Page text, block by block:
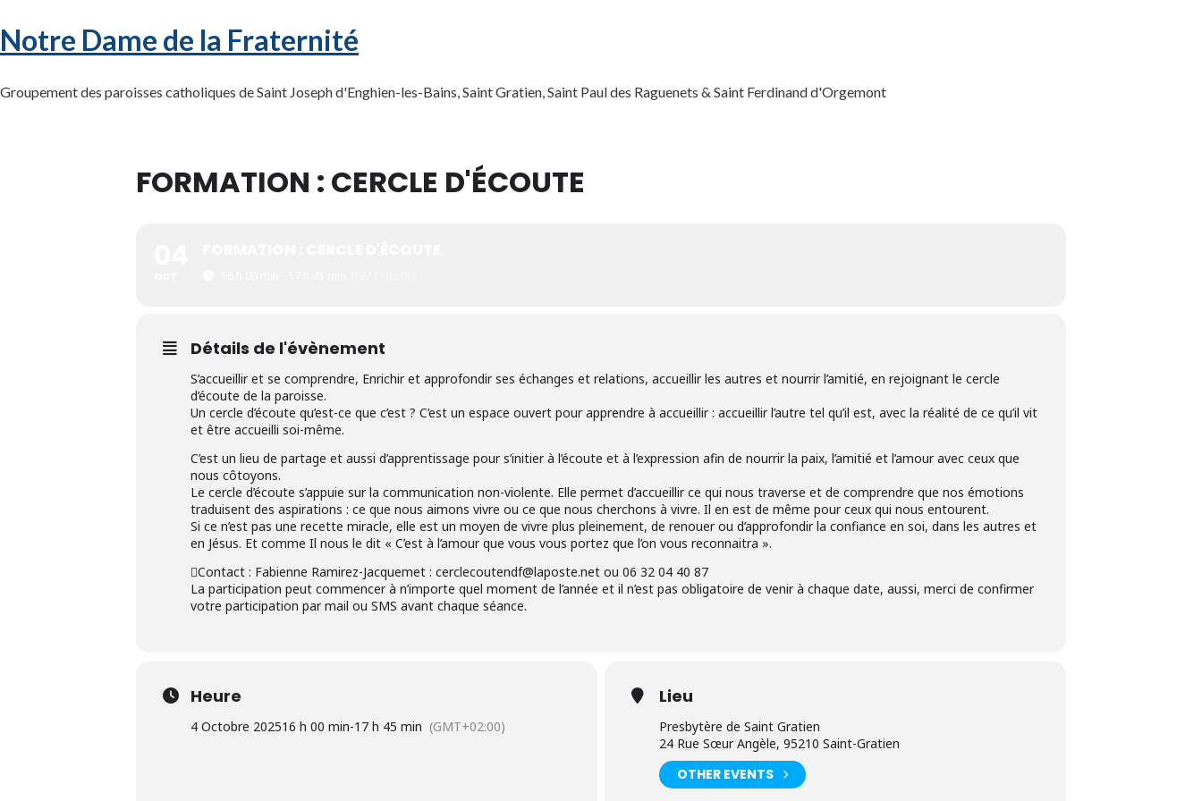
Notre Dame de la Fraternité
Groupement des paroisses catholiques de Saint Joseph d'Enghien-les-Bains, Saint Gratien, Saint Paul des Raguenets & Saint Ferdinand d'Orgemont
FORMATION : CERCLE D'ÉCOUTE
Détails de l'évènement
S’accueillir et se comprendre, Enrichir et approfondir ses échanges et relations, accueillir les autres et nourrir l’amitié, en rejoignant le cercle
d’écoute de la paroisse.
Un cercle d’écoute qu’est-ce que c’est ? C’est un espace ouvert pour apprendre à accueillir : accueillir l’autre tel qu’il est, avec la réalité de ce qu’il vit
et être accueilli soi-même.
C’est un lieu de partage et aussi d’apprentissage pour s’initier à l’écoute et à l’expression afin de nourrir la paix, l’amitié et l’amour avec ceux que
nous côtoyons.
Le cercle d’écoute s’appuie sur la communication non-violente. Elle permet d’accueillir ce qui nous traverse et de comprendre que nos émotions
traduisent des aspirations : ce que nous aimons vivre ou ce que nous cherchons à vivre. Il en est de même pour ceux qui nous entourent.
Si ce n’est pas une recette miracle, elle est un moyen de vivre plus pleinement, de renouer ou d’approfondir la confiance en soi, dans les autres et
en Jésus. Et comme Il nous le dit « C’est à l’amour que vous vous portez que l’on vous reconnaitra ».
Contact : Fabienne Ramirez-Jacquemet : cerclecoutendf@laposte.net ou 06 32 04 40 87
La participation peut commencer à n’importe quel moment de l’année et il n’est pas obligatoire de venir à chaque date, aussi, merci de confirmer
votre participation par mail ou SMS avant chaque séance.
Heure
4 Octobre 202516 h 00 min-17 h 45 min (GMT+02:00)
Lieu
Presbytère de Saint Gratien
24 Rue Sœur Angèle, 95210 Saint-Gratien
OTHER EVENTS